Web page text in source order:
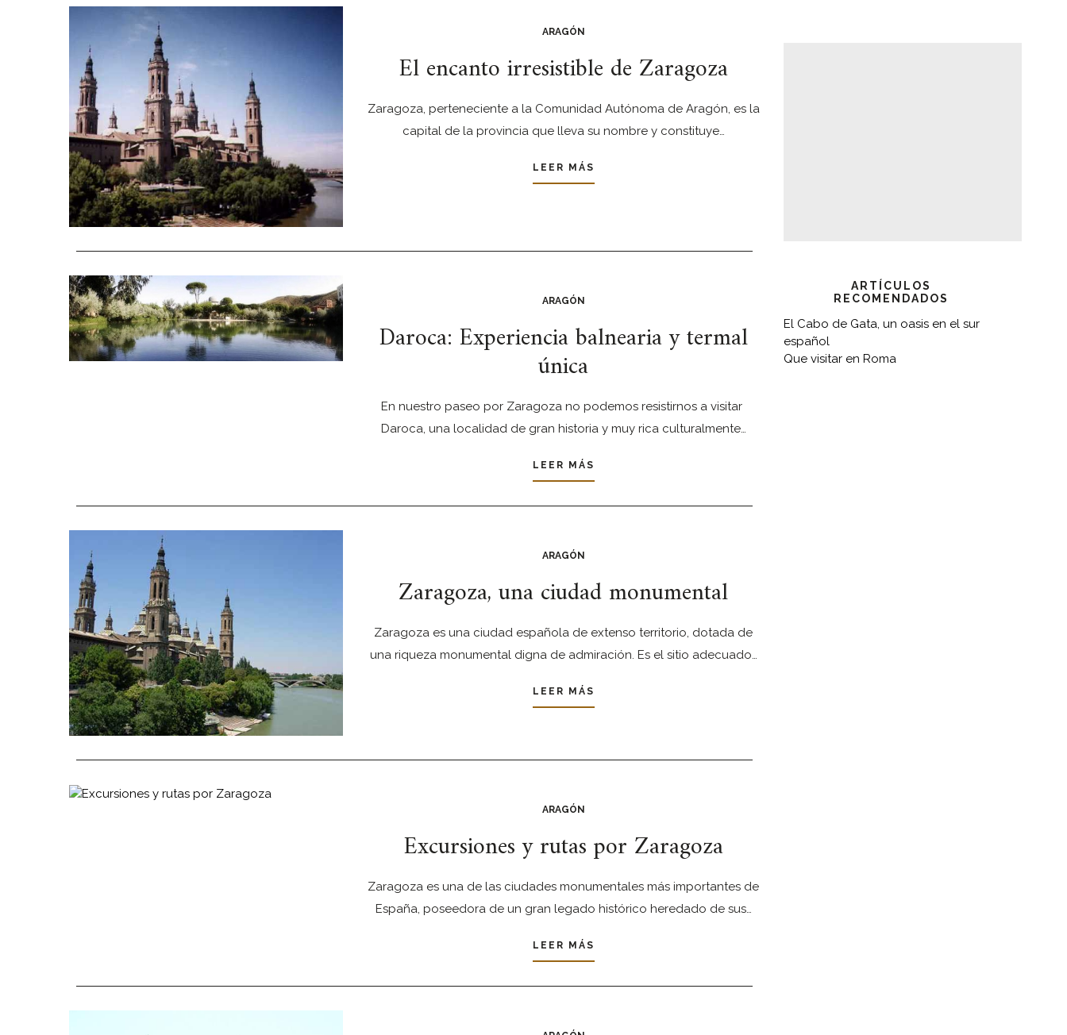
ARAGÓN
El encanto irresistible de Zaragoza
Zaragoza, perteneciente a la Comunidad Autónoma de Aragón, es la
capital de la provincia que lleva su nombre y constituye…
LEER MÁS
ARAGÓN
Daroca: Experiencia balnearia y termal
única
En nuestro paseo por Zaragoza no podemos resistirnos a visitar
Daroca, una localidad de gran historia y muy rica culturalmente…
LEER MÁS
ARAGÓN
Zaragoza, una ciudad monumental
Zaragoza es una ciudad española de extenso territorio, dotada de
una riqueza monumental digna de admiración. Es el sitio adecuado…
LEER MÁS
ARAGÓN
Excursiones y rutas por Zaragoza
Zaragoza es una de las ciudades monumentales más importantes de
España, poseedora de un gran legado histórico heredado de sus…
LEER MÁS
ARTÍCULOS
RECOMENDADOS
El Cabo de Gata, un oasis en el sur
español
Que visitar en Roma